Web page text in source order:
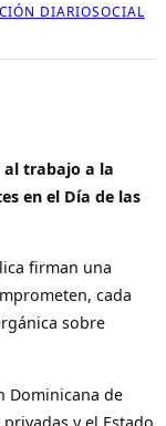
DIARIOSOCIAL
al trabajo a la
en el Día de las
firman una
cada
sobre
Dominicana de
y el Estado